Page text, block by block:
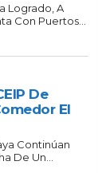
Logrado, A
Con Puertos...
De
El
Continúan
De Un...